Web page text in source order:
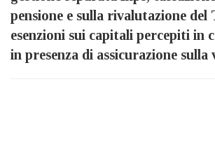
pensione e sulla rivalutazione
esenzioni sui capitali percepiti in
in presenza di assicurazione sulla